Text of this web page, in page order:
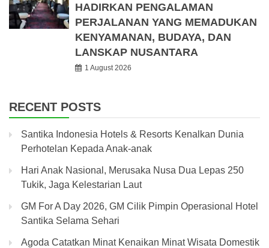
HADIRKAN PENGALAMAN
PERJALANAN YANG MEMADUKAN
KENYAMANAN, BUDAYA, DAN
LANSKAP NUSANTARA
1 August 2026
RECENT POSTS
Santika Indonesia Hotels & Resorts Kenalkan Dunia
Perhotelan Kepada Anak-anak
Hari Anak Nasional, Merusaka Nusa Dua Lepas 250
Tukik, Jaga Kelestarian Laut
GM For A Day 2026, GM Cilik Pimpin Operasional Hotel
Santika Selama Sehari
Agoda Catatkan Minat Kenaikan Minat Wisata Domestik